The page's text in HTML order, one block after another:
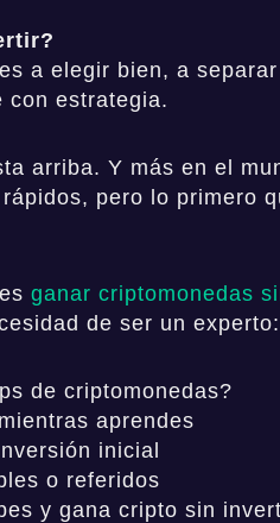
a elegir bien, a
con estrategia.
arriba. Y más en el
pero lo primero
ganar criptomonedas
de ser un experto:
de criptomonedas?
aprendes
inicial
o referidos
y gana cripto sin